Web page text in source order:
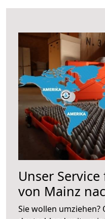
Unser
von Mainz
Sie wollen umziehen?